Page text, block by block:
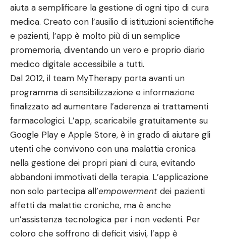
aiuta a semplificare la gestione di ogni tipo di cura
medica. Creato con l’ausilio di istituzioni scientifiche
e pazienti, l’app è molto più di un semplice
promemoria, diventando un vero e proprio diario
medico digitale accessibile a tutti.
Dal 2012, il team MyTherapy porta avanti un
programma di sensibilizzazione e informazione
finalizzato ad aumentare l’aderenza ai trattamenti
farmacologici. L’app, scaricabile gratuitamente su
Google Play e Apple Store, è in grado di aiutare gli
utenti che convivono con una malattia cronica
nella gestione dei propri piani di cura, evitando
abbandoni immotivati della terapia. L’applicazione
non solo partecipa all’empowerment dei pazienti
affetti da malattie croniche, ma è anche
un’assistenza tecnologica per i non vedenti. Per
coloro che soffrono di deficit visivi, l’app è